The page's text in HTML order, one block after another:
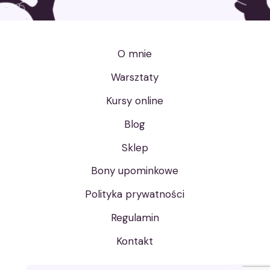
O mnie
Warsztaty
Kursy online
Blog
Sklep
Bony upominkowe
Polityka prywatności
Regulamin
Kontakt